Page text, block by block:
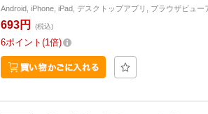
Android, iPhone, iPad, デスクトップアプリ, ブラウザビュー
693円 (税込)
6ポイント 1倍